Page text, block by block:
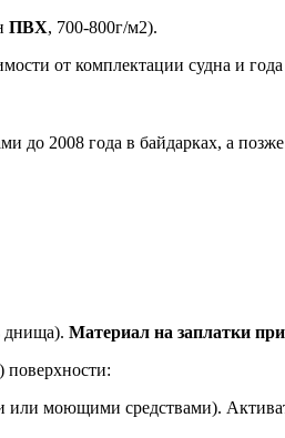
ПВХ, 700-800г/м2).
от комплектации судна и года
до 2008 года в байдарках, а
днища). Материал на заплатки
поверхности:
или моющими средствами).